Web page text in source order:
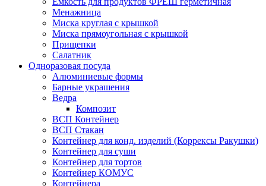
Менажница
Миска круглая с крышкой
Миска прямоугольная с крышкой
Прищепки
Салатник
Одноразовая посуда
Алюминиевые формы
Барные украшения
Ведра
Композит
ВСП Контейнер
ВСП Стакан
Контейнер для конд. изделий (Коррексы Ракушки)
Контейнер для суши
Контейнер для тортов
Контейнер КОМУС
Контейнера